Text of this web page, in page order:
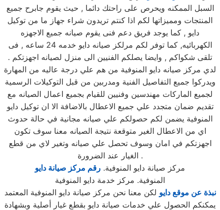
السبل الممكنه ويحرص على راحتك دائما , حيث يقوم جابرح جميع
المنتجات ومميزاتها لكم اذا كنتم تريدون شراء جهاز ما من توكيل
دايو , كما يوجد فريق دعم فنى يقوم صيانه جميع الاجهزه
الكهربائيه, كما توفر لكم مرلكز صيانه دايو خدمه 24 ساعه , فى
تلقى شكواكم , وايضا يصلكم الفنيين الى منزل لصيانه اجهزتكم .
لدي مركز صيانه دايو المنوفية من هم علي درجة عاليه من المهارة
ويدركوا جميع التفاصيل الفنية ومدربين من قبل التوكيلات الرسمية
لجميع الماركات مهندسين وفنيين للقيام بجميع اعمال الصيانه مع
تقديم ضمان متجدد علي جميع الاعطال بالاضافة الا ان توكيل دايو
المنوفية يضمن لكم حصولكم علي صيانه مجانية في حالة حدوث
اي من الاعطال الغير متوقعة نتيجة الصيانه معنا سوف تكون
اجهزتكم في امان وسوف تحصل علي صيانه وتغير لاي من قطع
الغيار عند الضرورة .
مركز صيانة دايو المنوفية. رقم مركز صيانة دايو
المنوفية. مركز خدمة دايو المنوفية
نبذة عن موقع دايو لكن معنا نحن مركز صيانة دايو المنوفية المعتمد
يمكنكم الحصول علي خدمات صيانة دايو بقطع غيار أصلية وبشهادة